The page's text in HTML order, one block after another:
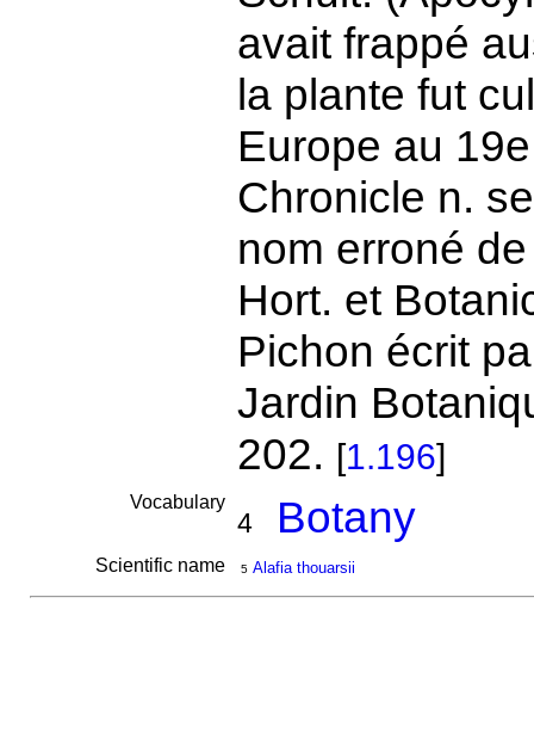
avait frappé
la plante fut
Europe au
Chronicle n.
nom erroné
Hort. et
Pichon écrit
Jardin
202. [1.196]
Vocabulary
4 Botany
Scientific name 5 Alafia thouarsii